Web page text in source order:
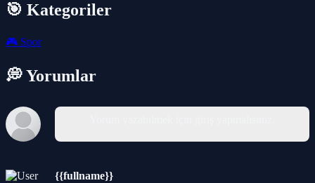
🎯 Kategoriler
🎮 Spor
💭 Yorumlar
{{fullname}}